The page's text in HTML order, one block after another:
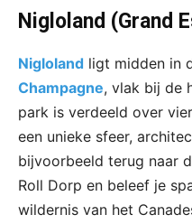
Nigloland (Grand
Nigloland ligt midden in
Champagne, vlak bij de
park is verdeeld over
een unieke sfeer,
bijvoorbeeld terug naar
Roll Dorp en beleef je
wildernis van het